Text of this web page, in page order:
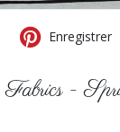
Enregistrer
-